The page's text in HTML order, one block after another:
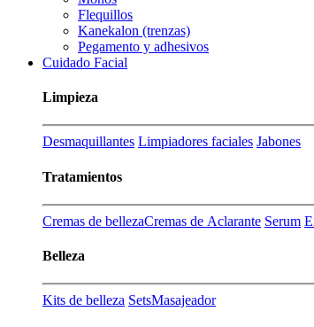
Flequillos
Kanekalon (trenzas)
Pegamento y adhesivos
Cuidado Facial
Limpieza
Desmaquillantes Limpiadores faciales Jabones
Tratamientos
Cremas de bellezaCremas de Aclarante Serum
Belleza
Kits de belleza SetsMasajeador